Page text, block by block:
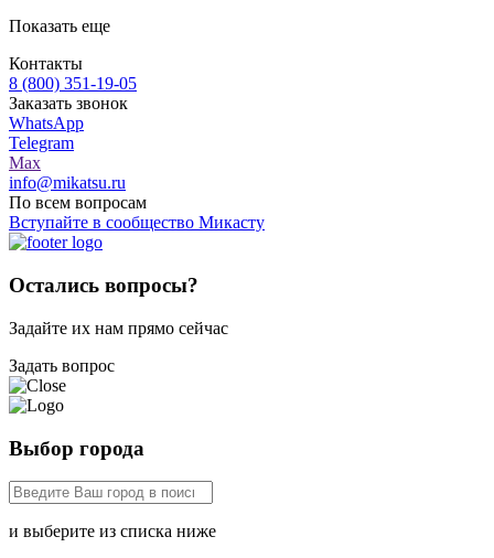
Показать еще
Контакты
8 (800) 351-19-05
Заказать звонок
WhatsApp
Telegram
Max
info@mikatsu.ru
По всем вопросам
Вступайте в сообщество Микасту
Остались вопросы?
Задайте их нам прямо сейчас
Задать вопрос
Выбор города
и выберите из списка ниже